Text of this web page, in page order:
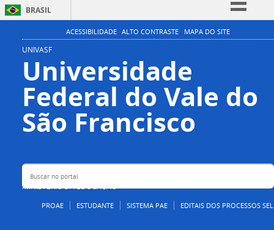
BRASIL
Simplifique!
Participe
Acesso à informação
Legislação
Canais
ACESSIBILIDADE ALTO CONTRASTE MAPA DO SITE
UNIVASF
Universidade
Federal do Vale do
São Francisco
MINISTÉRIO DA EDUCAÇÃO
Buscar no portal
PROAE ESTUDANTE SISTEMA PAE EDITAIS DOS PROCESSOS